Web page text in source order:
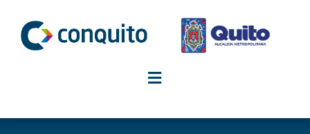
contenido